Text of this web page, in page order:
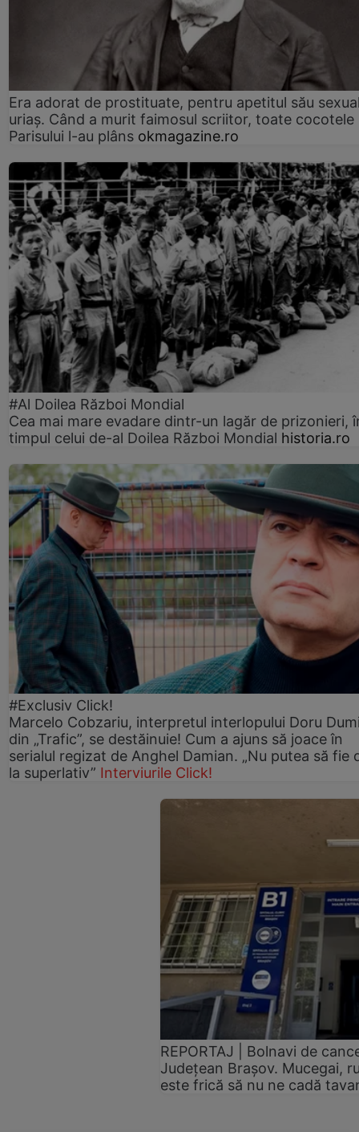
Era adorat de prostituate, pentru apetitul său
uriaș. Când a murit faimosul scriitor, toate cocotele
Parisului l-au plâns okmagazine.ro
#Al Doilea Război Mondial
Cea mai mare evadare dintr-un lagăr de prizonieri,
timpul celui de-al Doilea Război Mondial historia.ro
#Exclusiv Click!
Marcelo Cobzariu, interpretul interlopului Doru
din „Trafic”, se destăinuie! Cum a ajuns să joace în
serialul regizat de Anghel Damian. „Nu putea să fie
la superlativ” Interviurile Click!
REPORTAJ | Bolnavi de
Județean Brașov. Mucegai,
este frică să nu ne cadă